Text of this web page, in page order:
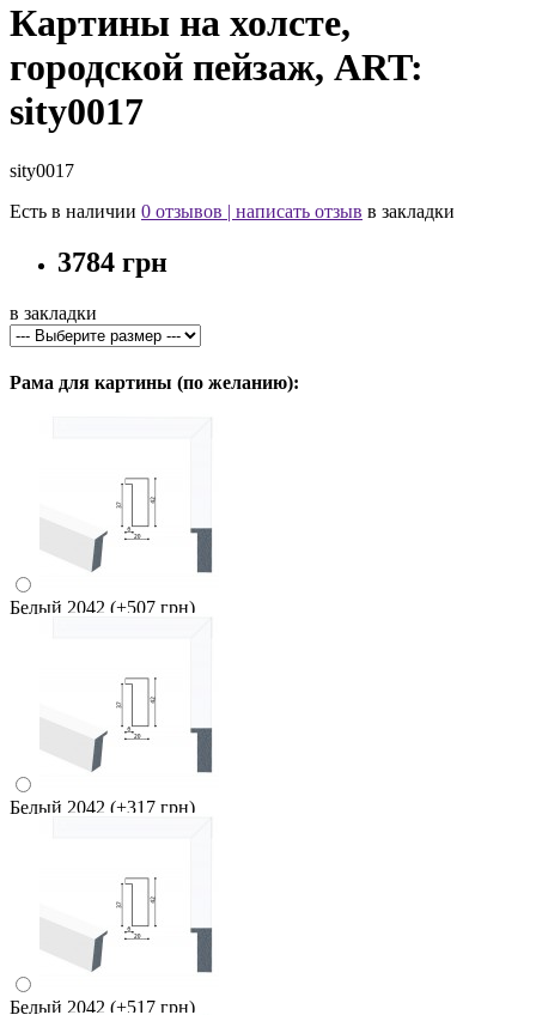
Картины на холсте,
городской пейзаж, ART:
sity0017
sity0017
Есть в наличии 0 отзывов | написать отзыв в закладки
3784 грн
в закладки
Рама для картины (по желанию):
Белый 2042 (+507 грн)
Белый 2042 (+317 грн)
Белый 2042 (+517 грн)